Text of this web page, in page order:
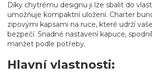
Díky chytrému designu ji lze sbalit do
umožňuje kompaktní uložení. Charter
zipovými kapsami na ruce, které udrží
bezpečí. Snadné nastavení kapuce,
manžet podle potřeby.
Hlavní vlastnosti: